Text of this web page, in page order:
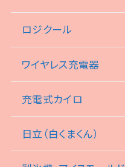
ロジクール
ワイヤレス充電器
充電式カイロ
日立（白くまくん）